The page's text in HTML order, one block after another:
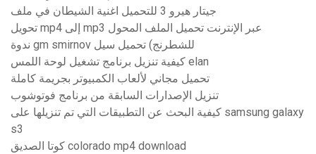
جيتار هيرو 3 للتحميل اغنية الشيطان في ملف
تحويل mp4 إلى mp3 عبر الإنترنت تحميل الملف المحول
ندوة gm smirnov للشطرنج) تحميل سيل
كيفية تنزيل برنامج تشغيل لوحة اللمس elan
تحميل مجاني لألعاب الكمبيوتر بجريمة كاملة
تنزيل الإصدارات السابقة من برنامج فوتوشوب
كيفية البحث عن التطبيقات التي تم تنزيلها على samsung galaxy
s3
كوتا الصديق colorado mp4 download